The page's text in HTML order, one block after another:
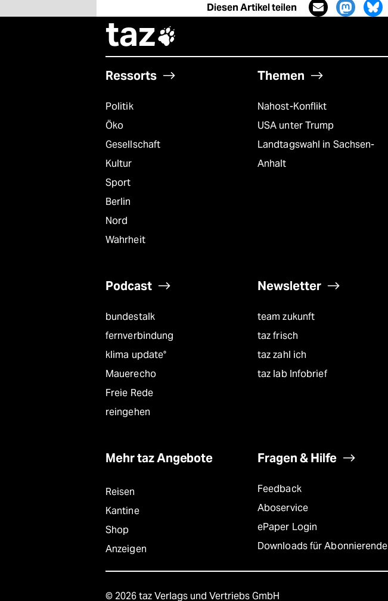
Diesen Artikel teilen
taz
Ressorts
Politik
Öko
Gesellschaft
Kultur
Sport
Berlin
Nord
Wahrheit
Themen
Nahost-Konflikt
USA unter Trump
Landtagswahl in Sachsen-
Anhalt
Podcast
bundestalk
fernverbindung
klima update°
Mauerecho
Freie Rede
reingehen
Newsletter
team zukunft
taz frisch
taz zahl ich
taz lab Infobrief
Mehr taz Angebote
Reisen
Kantine
Shop
Anzeigen
Fragen & Hilfe
Feedback
Aboservice
ePaper Login
Downloads für Abonnierende
© 2026 taz Verlags und Vertriebs GmbH